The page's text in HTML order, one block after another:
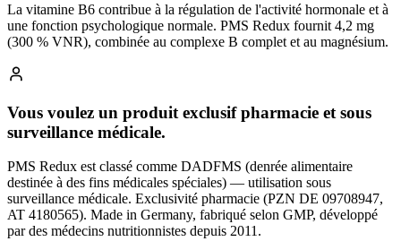
La vitamine B6 contribue à la régulation de l'activité hormonale et à
une fonction psychologique normale. PMS Redux fournit 4,2 mg
(300 % VNR), combinée au complexe B complet et au magnésium.
Vous voulez un produit exclusif pharmacie et sous
surveillance médicale.
PMS Redux est classé comme DADFMS (denrée alimentaire
destinée à des fins médicales spéciales) — utilisation sous
surveillance médicale. Exclusivité pharmacie (PZN DE 09708947,
AT 4180565). Made in Germany, fabriqué selon GMP, développé
par des médecins nutritionnistes depuis 2011.